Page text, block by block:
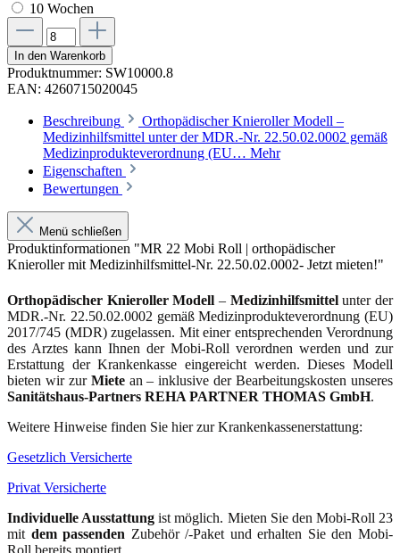
10 Wochen
In den Warenkorb
Produktnummer: SW10000.8
EAN: 4260715020045
Beschreibung
Orthopädischer Knieroller Modell –
Medizinhilfsmittel unter der MDR.-Nr. 22.50.02.0002 gemäß
Medizinprodukteverordnung (EU… Mehr
Eigenschaften
Bewertungen
Menü schließen
Produktinformationen "MR 22 Mobi Roll | orthopädischer
Knieroller mit Medizinhilfsmittel-Nr. 22.50.02.0002- Jetzt mieten!"
Orthopädischer Knieroller Modell – Medizinhilfsmittelunter der
MDR.-Nr. 22.50.02.0002 gemäß Medizinprodukteverordnung (EU)
2017/745 (MDR) zugelassen. Mit einer entsprechenden Verordnung
des Arztes kann Ihnen der Mobi-Roll verordnen werden und zur
Erstattung der Krankenkasse eingereicht werden.Dieses Modell
bieten wir zur Mietean – inklusive der Bearbeitungskosten unseres
Sanitätshaus-Partners REHA PARTNER THOMAS GmbH.
Weitere Hinweise finden Sie hier zurKrankenkassenerstattung:
Gesetzlich Versicherte
Privat Versicherte
Individuelle Ausstattungist möglich. Mieten Sie den Mobi-Roll 23
mit dem passenden Zubehör /-Paket underhalten Sie den Mobi-
Roll bereits montiert.